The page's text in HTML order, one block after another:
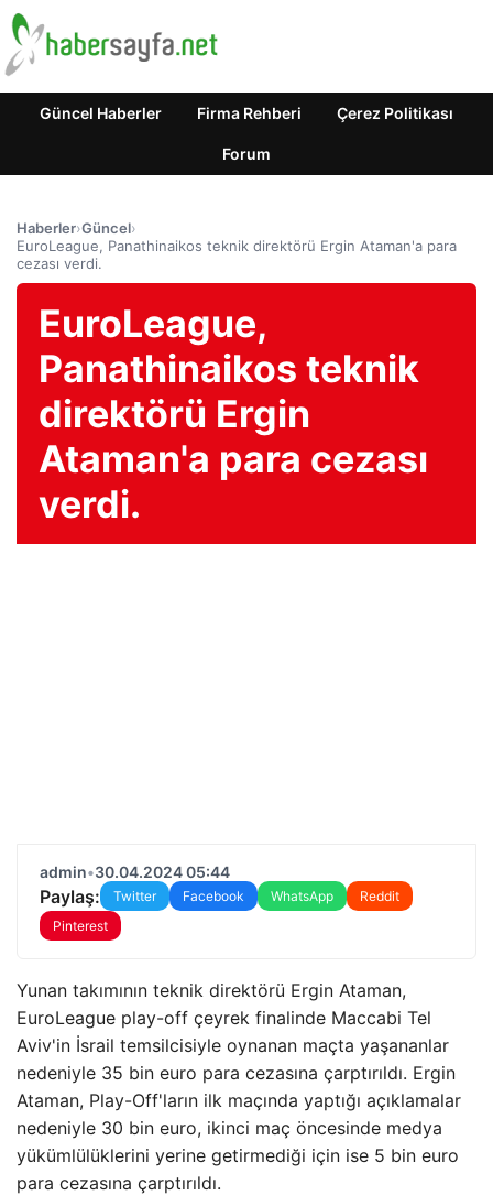
Güncel Haberler Firma Rehberi Çerez Politikası
Forum
Haberler›Güncel›
EuroLeague, Panathinaikos teknik direktörü Ergin Ataman'a para
cezası verdi.
EuroLeague,
Panathinaikos teknik
direktörü Ergin
Ataman'a para cezası
verdi.
admin•30.04.2024 05:44
Paylaş: Twitter Facebook WhatsApp
Reddit
Pinterest
Yunan takımının teknik direktörü Ergin Ataman,
EuroLeague play-off çeyrek finalinde Maccabi Tel
Aviv'in İsrail temsilcisiyle oynanan maçta yaşananlar
nedeniyle 35 bin euro para cezasına çarptırıldı. Ergin
Ataman, Play-Off'ların ilk maçında yaptığı açıklamalar
nedeniyle 30 bin euro, ikinci maç öncesinde medya
yükümlülüklerini yerine getirmediği için ise 5 bin euro
para cezasına çarptırıldı.